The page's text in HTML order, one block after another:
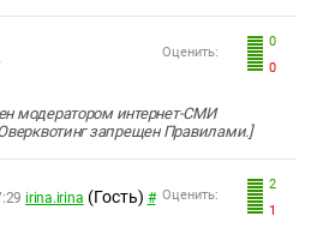
0
0
Оценить:
модератором интернет-СМИ
запрещен Правилами.]
2
1
Оценить:
irina.irina (Гость) #